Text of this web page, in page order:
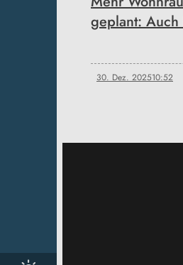
geplant: Auch
30. Dez. 202510:52